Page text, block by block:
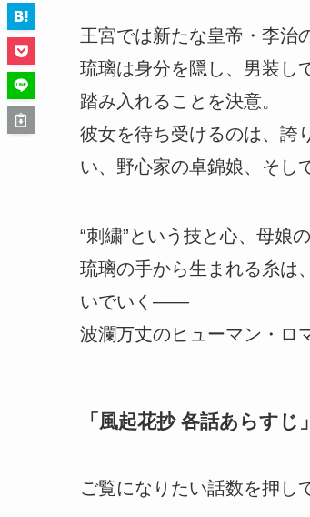
王宮では新たな皇帝・李治
琉璃は身分を隠し、男装し
踏み入れることを決意。
彼女を待ち受けるのは、誇
い、野心家の卓錦娘、そし
“刺繍”という技と心、母娘
琉璃の手から生まれる糸は
いでいく――
波瀾万丈のヒューマン・ロ
「 風起花抄 各話あらすじ
ご覧になりたい話数を押し